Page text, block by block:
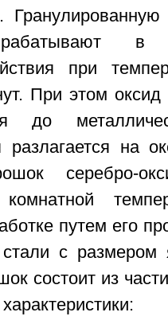
в
при
При этом оксид
до
разлагается на
серебро-
путем его
с размером
состоит из